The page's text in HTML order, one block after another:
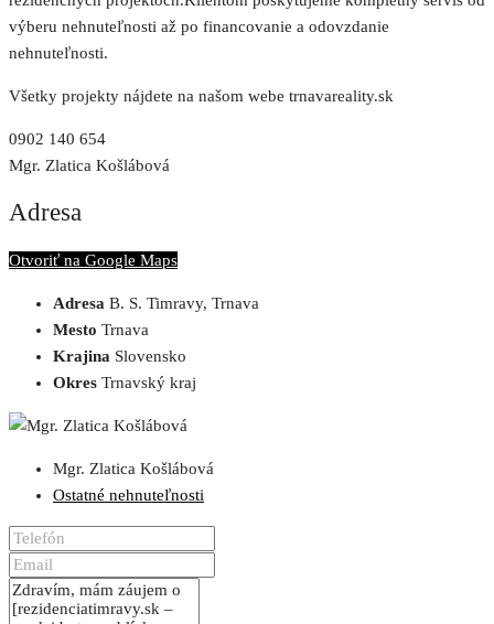
výberu nehnuteľnosti až po financovanie a odovzdanie
nehnuteľnosti.
Všetky projekty nájdete na našom webe trnavareality.sk
0902 140 654
Mgr. Zlatica Košlábová
Adresa
Otvoriť na Google Maps
Adresa B. S. Timravy, Trnava
Mesto Trnava
Krajina Slovensko
Okres Trnavský kraj
Mgr. Zlatica Košlábová
Ostatné nehnuteľnosti